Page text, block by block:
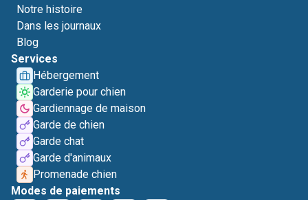
Notre histoire
Dans les journaux
Blog
Services
Hébergement
Garderie pour chien
Gardiennage de maison
Garde de chien
Garde chat
Garde d'animaux
Promenade chien
Modes de paiements